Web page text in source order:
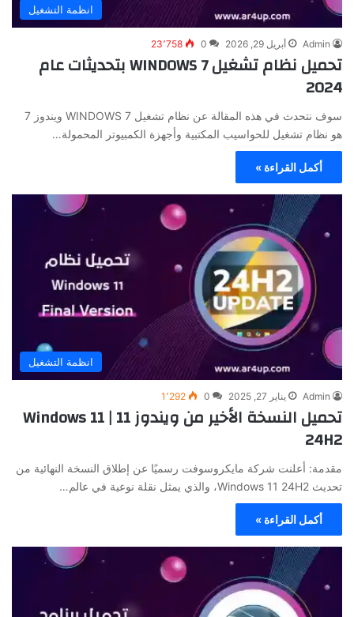
انظمة التشغيل
Admin أبريل 29, 2026 0 23٬758
تحميل نظام تشغيل WINDOWS 7 بتحديثات عام
2024
سوف نتحدث في هذه المقالة عن نظام تشغيل WINDOWS 7 ويندوز 7
هو نظام تشغيل للحواسيب المكتبية وأجهزة الكمبيوتر المحمولة…
أكمل القراءة »
انظمة التشغيل
Admin يناير 27, 2025 0 1٬292
تحميل النسخة الأخير من ويندوز 11 | Windows 11
24H2
مقدمة: أعلنت شركة مايكروسوفت رسميًا عن إطلاق النسخة النهائية من
تحديث Windows 11 24H2، والذي يمثل نقلة نوعية في عالم…
أكمل القراءة »